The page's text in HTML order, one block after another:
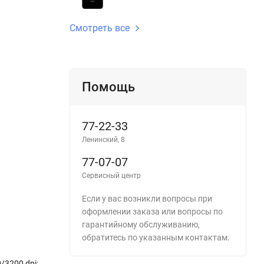
Смотреть все
Помощь
77-22-33
Ленинский, 8
77-07-07
Сервисный центр
Если у вас возникли вопросы при
оформлении заказа или вопросы по
гарантийному обслуживанию,
обратитесь по указанным контактам.